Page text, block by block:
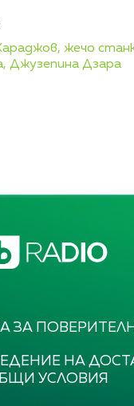
жечо
Джузепина Дзара
ЗА
НА
УСЛОВИЯ